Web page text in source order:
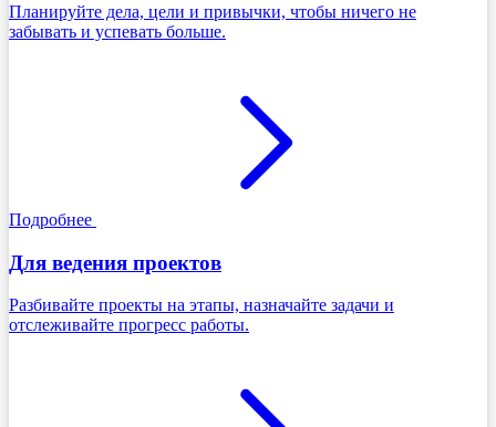
Планируйте дела, цели и привычки, чтобы ничего не
забывать и успевать больше.
Подробнее
Для ведения проектов
Разбивайте проекты на этапы, назначайте задачи и
отслеживайте прогресс работы.